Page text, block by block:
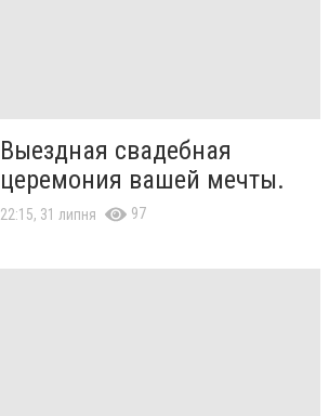
Выездная свадебная
церемония вашей мечты.
22:15, 31 липня 97